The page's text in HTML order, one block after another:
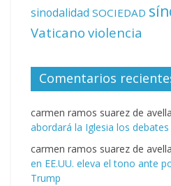
sinodalidad SOCIEDAD
Vaticano violencia
Comentarios
carmen ramos suarez de
abordará la Iglesia los
carmen ramos suarez de
en EE.UU. eleva el tono ante
Trump